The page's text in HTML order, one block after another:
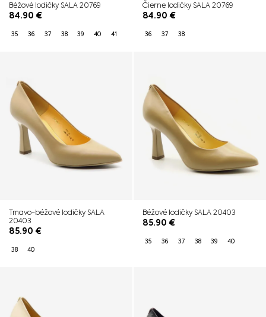
Béžové lodičky SALA 20769
84.90 €
35 36 37 38 39 40 41
Čierne lodičky SALA 20769
84.90 €
36 37 38
Tmavo-béžové lodičky SALA
20403
85.90 €
38 40
Béžové lodičky SALA 20403
85.90 €
35 36 37 38 39 40